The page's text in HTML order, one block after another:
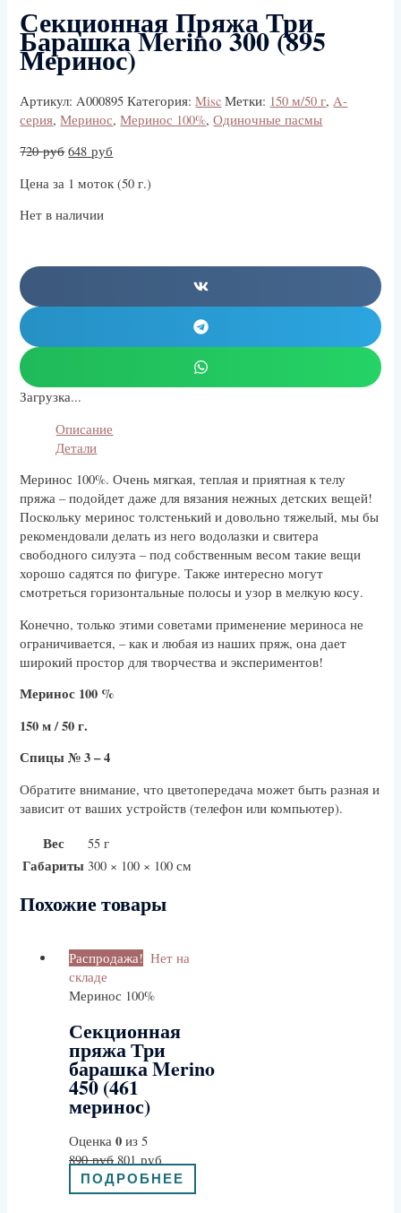
Секционная Пряжа Три
Барашка Merino 300 (895
Меринос)
Артикул: A000895 Категория:Misc Метки: 150 м/50 г, A-
серия,Меринос,Меринос 100%,Одиночные пасмы
720руб 648руб
Цена за 1 моток (50 г.)
Нет в наличии
Загрузка...
Описание
Детали
Меринос 100%. Очень мягкая, теплая и приятная к телу
пряжа – подойдет даже для вязания нежных детских вещей!
Поскольку меринос толстенький и довольно тяжелый, мы бы
рекомендовали делать из него водолазки и свитера
свободного силуэта – под собственным весом такие вещи
хорошо садятся по фигуре. Также интересно могут
смотреться горизонтальные полосы и узор в мелкую косу.
Конечно, только этими советами применение мериноса не
ограничивается, – как и любая из наших пряж, она дает
широкий простор для творчества и экспериментов!
Меринос 100 %
150 м / 50 г.
Спицы № 3 – 4
Обратите внимание, что цветопередача может быть разная и
зависит от ваших устройств (телефон или компьютер).
Вес 55 г
Габариты 300 × 100 × 100 см
Похожие товары
Распродажа! Нет на
складе
Меринос 100%
Секционная
пряжа Три
барашка Merino
450 (461
меринос)
Оценка0 из 5
890руб 801руб
ПОДРОБНЕЕ